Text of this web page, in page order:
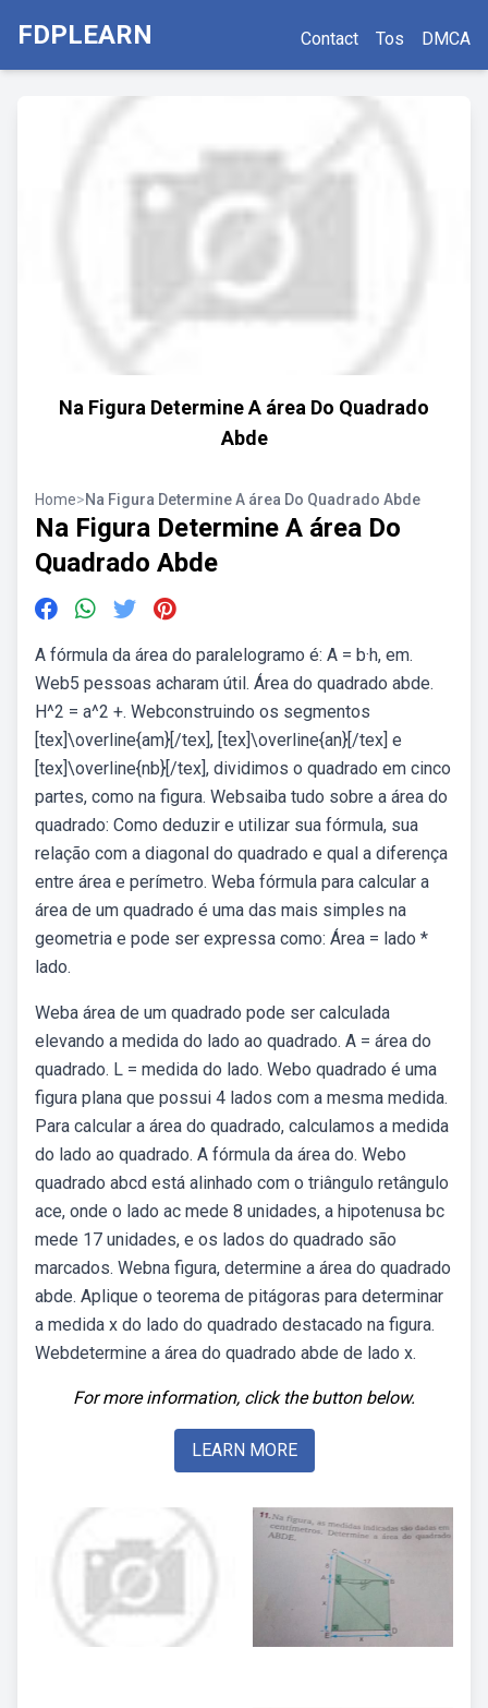
FDPLEARN Contact Tos DMCA
Na Figura Determine A área Do Quadrado
Abde
Home>Na Figura Determine A área Do Quadrado Abde
Na Figura Determine A área Do
Quadrado Abde
A fórmula da área do paralelogramo é: A = b·h, em.
Web5 pessoas acharam útil. Área do quadrado abde.
H^2 = a^2 +. Webconstruindo os segmentos
[tex]\overline{am}[/tex], [tex]\overline{an}[/tex] e
[tex]\overline{nb}[/tex], dividimos o quadrado em cinco
partes, como na figura. Websaiba tudo sobre a área do
quadrado: Como deduzir e utilizar sua fórmula, sua
relação com a diagonal do quadrado e qual a diferença
entre área e perímetro. Weba fórmula para calcular a
área de um quadrado é uma das mais simples na
geometria e pode ser expressa como: Área = lado *
lado.
Weba área de um quadrado pode ser calculada
elevando a medida do lado ao quadrado. A = área do
quadrado. L = medida do lado. Webo quadrado é uma
figura plana que possui 4 lados com a mesma medida.
Para calcular a área do quadrado, calculamos a medida
do lado ao quadrado. A fórmula da área do. Webo
quadrado abcd está alinhado com o triângulo retângulo
ace, onde o lado ac mede 8 unidades, a hipotenusa bc
mede 17 unidades, e os lados do quadrado são
marcados. Webna figura, determine a área do quadrado
abde. Aplique o teorema de pitágoras para determinar
a medida x do lado do quadrado destacado na figura.
Webdetermine a área do quadrado abde de lado x.
For more information, click the button below.
LEARN MORE